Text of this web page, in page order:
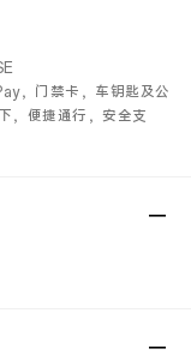
，门禁卡，车钥匙及公
，便捷通行，安全支